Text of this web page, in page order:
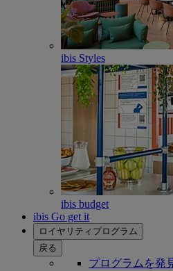
ibis Styles
ibis budget
ibis Go get it
ロイヤリティプログラム
戻る
プログラムを発